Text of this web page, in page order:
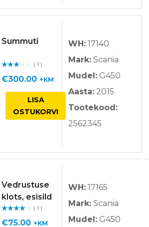
Summuti
ngug
a/ 5
( 1 )
€300.00 +KM
LISA
OSTUKORVI
WH: 17140
Mark: Scania
Mudel: G450
Aasta: 2015
Tootekood:
2562345
Vedrustuse
klots, esisild
guga / 5
( 1 )
€75.00 +KM
WH: 17165
Mark: Scania
Mudel: G450